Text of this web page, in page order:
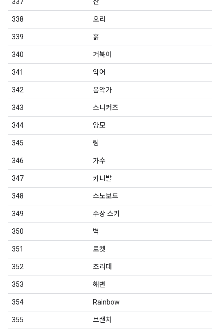
338 오리
339 흙
340 거북이
341 악어
342 음악가
343 스니커즈
344 양모
345 링
346 가수
347 카니발
348 스노보드
349 수상 스키
350 벽
351 로켓
352 조리대
353 해변
354 Rainbow
355 브랜치